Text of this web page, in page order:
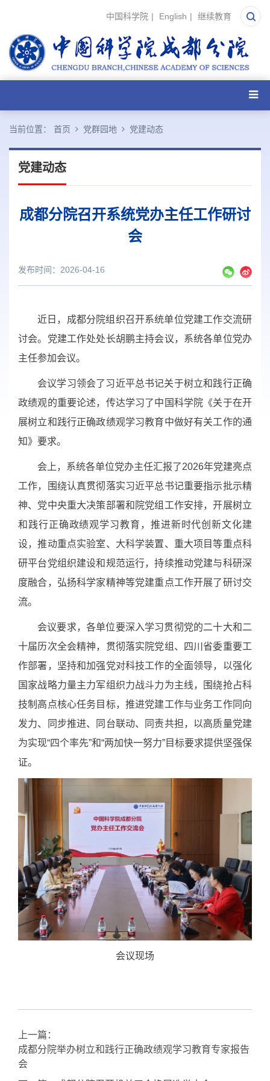
中国科学院 | English | 继续教育
当前位置： 首页 党群园地 党建动态
党建动态
成都分院召开系统党办主任工作研讨
会
发布时间：2026-04-16
近日，成都分院组织召开系统单位党建工作交流研
讨会。党建工作处处长胡鹏主持会议，系统各单位党办
主任参加会议。
会议学习领会了习近平总书记关于树立和践行正确
政绩观的重要论述，传达学习了中国科学院《关于在开
展树立和践行正确政绩观学习教育中做好有关工作的通
知》要求。
会上，系统各单位党办主任汇报了2026年党建亮点
工作，围绕认真贯彻落实习近平总书记重要指示批示精
神、党中央重大决策部署和院党组工作安排，开展树立
和践行正确政绩观学习教育，推进新时代创新文化建
设，推动重点实验室、大科学装置、重大项目等重点科
研平台党组织建设和规范运行，持续推动党建与科研深
度融合，弘扬科学家精神等党建重点工作开展了研讨交
流。
会议要求，各单位要深入学习贯彻党的二十大和二
十届历次全会精神，贯彻落实院党组、四川省委重要工
作部署，坚持和加强党对科技工作的全面领导，以强化
国家战略力量主力军组织力战斗力为主线，围绕抢占科
技制高点核心任务目标，推进党建工作与业务工作同向
发力、同步推进、同台联动、同责共担，以高质量党建
为实现“四个率先”和“两加快一努力”目标要求提供坚强保
证。
会议现场
上一篇：
成都分院举办树立和践行正确政绩观学习教育专家报告
会